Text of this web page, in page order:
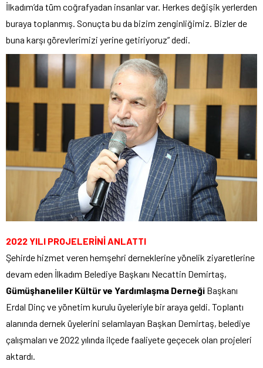
İlkadım’da tüm coğrafyadan insanlar var. Herkes değişik yerlerden
buraya toplanmış. Sonuçta bu da bizim zenginliğimiz. Bizler de
buna karşı görevlerimizi yerine getiriyoruz” dedi.
2022 YILI PROJELERİNİ ANLATTI
Şehirde hizmet veren hemşehri derneklerine yönelik ziyaretlerine
devam eden İlkadım Belediye Başkanı Necattin Demirtaş,
Gümüşhaneliler Kültür ve Yardımlaşma Derneği Başkanı
Erdal Dinç ve yönetim kurulu üyeleriyle bir araya geldi. Toplantı
alanında dernek üyelerini selamlayan Başkan Demirtaş, belediye
çalışmaları ve 2022 yılında ilçede faaliyete geçecek olan projeleri
aktardı.